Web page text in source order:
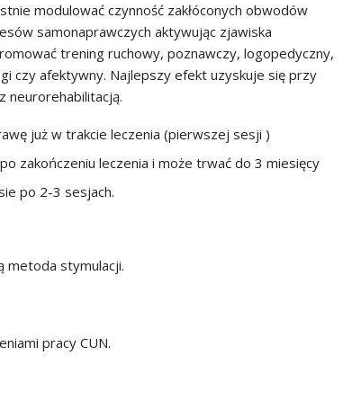
modulować czynność zakłóconych obwodów
samonaprawczych aktywując zjawiska
trening ruchowy, poznawczy, logopedyczny,
czy afektywny. Najlepszy efekt uzyskuje się przy
neurorehabilitacją.
już w trakcie leczenia (pierwszej sesji )
zakończeniu leczenia i może trwać do 3 miesięcy
po 2-3 sesjach.
metoda stymulacji.
pracy CUN.